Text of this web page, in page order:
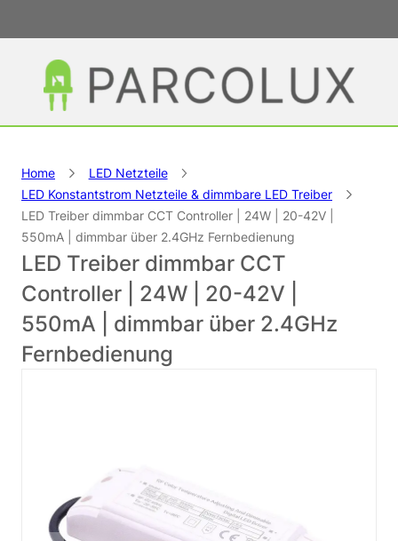
Home
LED Netzteile
LED Konstantstrom Netzteile & dimmbare LED Treiber
LED Treiber dimmbar CCT Controller | 24W | 20-42V |
550mA | dimmbar über 2.4GHz Fernbedienung
LED Treiber dimmbar CCT
Controller | 24W | 20-42V |
550mA | dimmbar über 2.4GHz
Fernbedienung